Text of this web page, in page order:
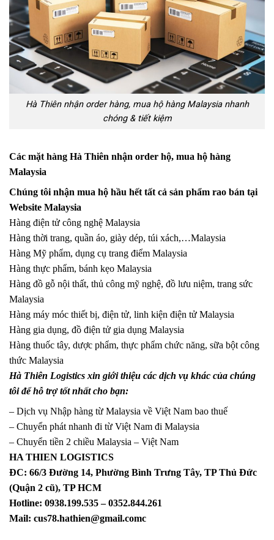
Hà Thiên nhận order hàng, mua hộ hàng Malaysia nhanh
chóng & tiết kiệm
Các mặt hàng Hà Thiên nhận order hộ, mua hộ hàng
Malaysia
Chúng tôi nhận mua hộ hầu hết tất cả sản phẩm rao bán tại
Website Malaysia
Hàng điện tử công nghệ Malaysia
Hàng thời trang, quần áo, giày dép, túi xách,…Malaysia
Hàng Mỹ phẩm, dụng cụ trang điểm Malaysia
Hàng thực phẩm, bánh kẹo Malaysia
Hàng đồ gỗ nội thất, thủ công mỹ nghệ, đồ lưu niệm, trang sức
Malaysia
Hàng máy móc thiết bị, điện tử, linh kiện điện tử Malaysia
Hàng gia dụng, đồ điện tử gia dụng Malaysia
Hàng thuốc tây, dược phẩm, thực phẩm chức năng, sữa bột công
thức Malaysia
Hà Thiên Logistics xin giới thiệu các dịch vụ khác của chúng
tôi để hỗ trợ tốt nhất cho bạn:
– Dịch vụ Nhập hàng từ Malaysia về Việt Nam bao thuế
– Chuyển phát nhanh đi từ Việt Nam đi Malaysia
– Chuyển tiền 2 chiều Malaysia – Việt Nam
HA THIEN LOGISTICS
ĐC: 66/3 Đường 14, Phường Bình Trưng Tây, TP Thủ Đức
(Quận 2 cũ), TP HCM
Hotline: 0938.199.535 – 0352.844.261
Mail: cus78.hathien@gmail.comc